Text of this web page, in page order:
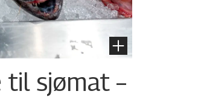
sjømat –